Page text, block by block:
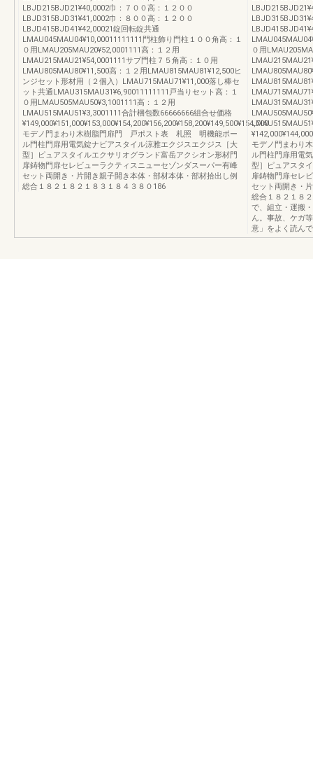
LBJD215BJD21¥40,0002巾：７００高：１２００
LBJD315BJD31¥41,0002巾：８００高：１２００
LBJD415BJD41¥42,00021錠回転錠共通
LMAU045MAU04¥10,00011111111門柱飾り門柱１００角高：１
０用LMAU205MAU20¥52,0001111高：１２用
LMAU215MAU21¥54,0001111サブ門柱７５角高：１０用
LMAU805MAU80¥11,500高：１２用LMAU815MAU81¥12,500ヒ
ンジセット形材用（２個入）LMAU715MAU71¥11,000落し棒セ
ット共通LMAU315MAU31¥6,90011111111戸当りセット高：１
０用LMAU505MAU50¥3,1001111高：１２用
LMAU515MAU51¥3,3001111合計梱包数66666666組合せ価格
¥149,000¥151,000¥153,000¥154,200¥156,200¥158,200¥149,500¥154,700
モデノ門まわり木樹脂門扉門 戸ポスト表 札照 明機能ポー
ル門柱門扉用電気錠ナビアスタイル涼雅エクジスエクジス［大
型］ピュアスタイルエクサリオグランド富岳アクシオン形材門
扉鋳物門扉セレビューラクティスニューセゾンダスーパー有峰
セット両開き・片開き親子開き本体・部材本体・部材拾出し例
総合１８２１８２１８３１８４３８０186
０用
モデノ門まわり
ル門柱門扉用電
型］ピュアスタ
扉鋳物門扉セレ
セット両開き・
総合１８２１８
で、組立・運搬
ん。事故、ケガ
意」をよく読ん